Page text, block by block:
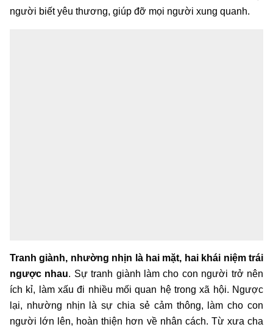
người biết yêu thương, giúp đỡ mọi người xung quanh.
Tranh giành, nhường nhịn là hai mặt, hai khái niệm trái
ngược nhau. Sự tranh giành làm cho con người trở nên
ích kỉ, làm xấu đi nhiều mối quan hệ trong xã hội. Ngược
lại, nhường nhịn là sự chia sẻ cảm thông, làm cho con
người lớn lên, hoàn thiện hơn về nhân cách. Từ xưa cha